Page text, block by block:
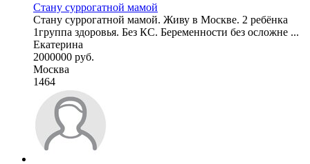
Стану суррогатной мамой
Стану суррогатной мамой. Живу в Москве. 2 ребёнка
1группа здоровья. Без КС. Беременности без осложне ...
Екатерина
2000000 руб.
Москва
1464